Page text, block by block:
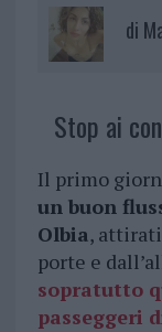
di
Stop ai
Il primo
un buon
Olbia,
porte e
sopratutto
passeggeri